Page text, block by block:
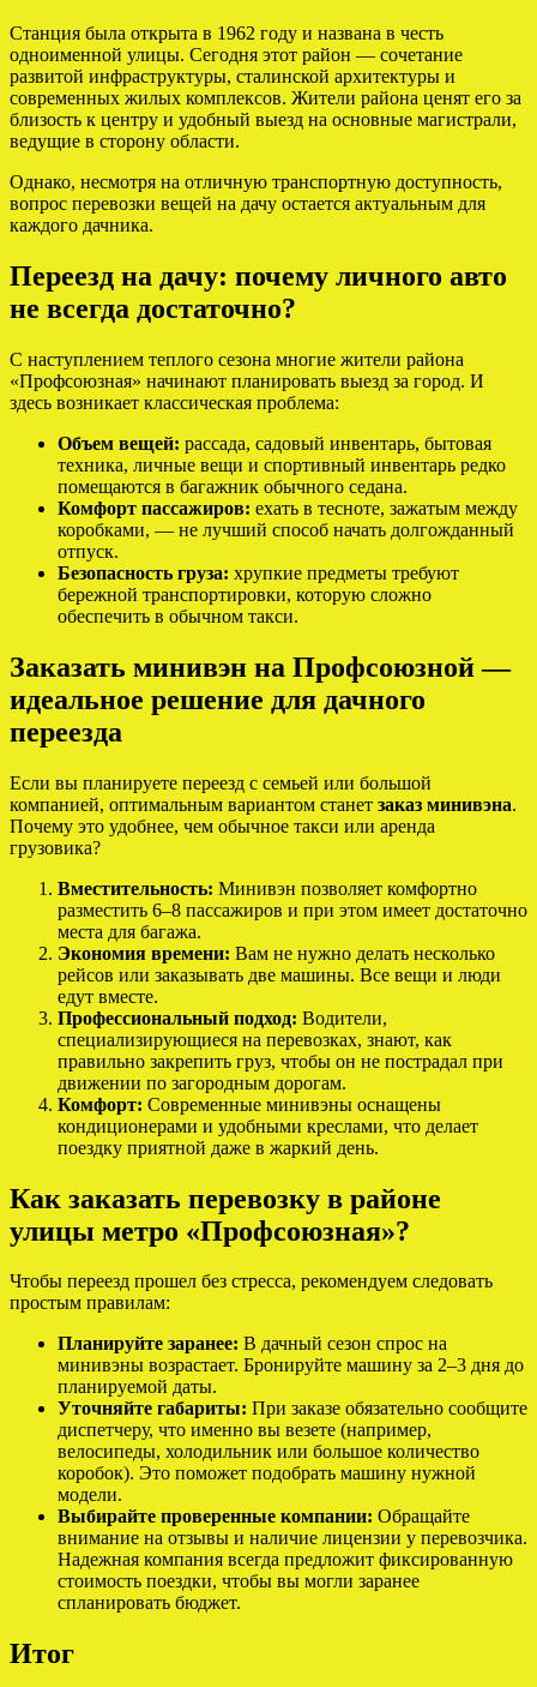
Станция была открыта в 1962 году и названа в честь
одноименной улицы. Сегодня этот район — сочетание
развитой инфраструктуры, сталинской архитектуры и
современных жилых комплексов. Жители района ценят его за
близость к центру и удобный выезд на основные магистрали,
ведущие в сторону области.
Однако, несмотря на отличную транспортную доступность,
вопрос перевозки вещей на дачу остается актуальным для
каждого дачника.
Переезд на дачу: почему личного авто
не всегда достаточно?
С наступлением теплого сезона многие жители района
«Профсоюзная» начинают планировать выезд за город. И
здесь возникает классическая проблема:
Объем вещей: рассада, садовый инвентарь, бытовая
техника, личные вещи и спортивный инвентарь редко
помещаются в багажник обычного седана.
Комфорт пассажиров: ехать в тесноте, зажатым между
коробками, — не лучший способ начать долгожданный
отпуск.
Безопасность груза: хрупкие предметы требуют
бережной транспортировки, которую сложно
обеспечить в обычном такси.
Заказать минивэн на Профсоюзной —
идеальное решение для дачного
переезда
Если вы планируете переезд с семьей или большой
компанией, оптимальным вариантом станет заказ минивэна.
Почему это удобнее, чем обычное такси или аренда
грузовика?
Вместительность: Минивэн позволяет комфортно
разместить 6–8 пассажиров и при этом имеет достаточно
места для багажа.
Экономия времени: Вам не нужно делать несколько
рейсов или заказывать две машины. Все вещи и люди
едут вместе.
Профессиональный подход: Водители,
специализирующиеся на перевозках, знают, как
правильно закрепить груз, чтобы он не пострадал при
движении по загородным дорогам.
Комфорт: Современные минивэны оснащены
кондиционерами и удобными креслами, что делает
поездку приятной даже в жаркий день.
Как заказать перевозку в районе
улицы метро «Профсоюзная»?
Чтобы переезд прошел без стресса, рекомендуем следовать
простым правилам:
Планируйте заранее: В дачный сезон спрос на
минивэны возрастает. Бронируйте машину за 2–3 дня до
планируемой даты.
Уточняйте габариты: При заказе обязательно сообщите
диспетчеру, что именно вы везете (например,
велосипеды, холодильник или большое количество
коробок). Это поможет подобрать машину нужной
модели.
Выбирайте проверенные компании: Обращайте
внимание на отзывы и наличие лицензии у перевозчика.
Надежная компания всегда предложит фиксированную
стоимость поездки, чтобы вы могли заранее
спланировать бюджет.
Итог